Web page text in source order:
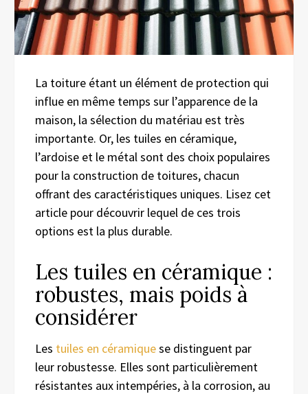
La toiture étant un élément de protection qui
influe en même temps sur l’apparence de la
maison, la sélection du matériau est très
importante. Or, les tuiles en céramique,
l’ardoise et le métal sont des choix populaires
pour la construction de toitures, chacun
offrant des caractéristiques uniques. Lisez cet
article pour découvrir lequel de ces trois
options est la plus durable.
Les tuiles en céramique :
robustes, mais poids à
considérer
Les tuiles en céramiquese distinguent par
leur robustesse. Elles sont particulièrement
résistantes aux intempéries, à la corrosion, au